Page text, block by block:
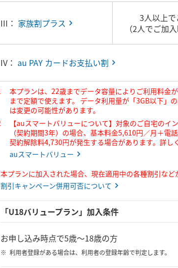
III： 家族割プラス
3人以上
（2人でご加
IV： au PAY カードお支払い割
本プランは、22歳までデータ容量によりご利用料金
まで定額で使えます。 データ利用量が「3GB以下」
は変更の可能性があります。
【auスマートバリューについて】対象のご自宅の
（契約期間3年）の場合、基本料金5,610円／月＋
契約解除料4,730円が発生する場合があります。詳し
auスマートバリュー
本プランに加入された場合、現在適用中の各種割引など
割引キャンペーン併用可否について
「U18バリュープラン」加入条件
お申し込み時点で5歳～18歳の方
利用者登録がある場合は、利用者の登録年齢で判定します。